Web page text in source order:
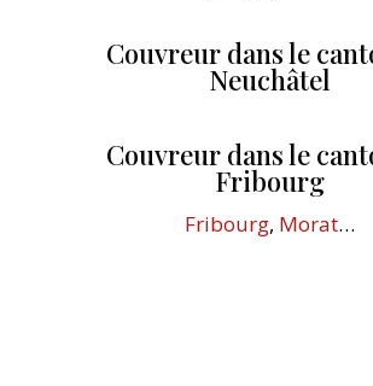
Couvreur dans le
Neuchâtel
Couvreur dans le
Fribourg
Fribourg, Morat…